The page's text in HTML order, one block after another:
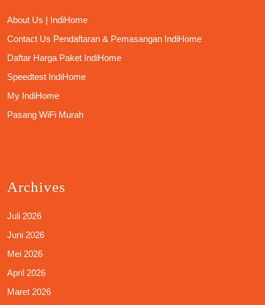
About Us | IndiHome
Contact Us Pendaftaran & Pemasangan IndiHome
Daftar Harga Paket IndiHome
Speedtest IndiHome
My IndiHome
Pasang WiFi Murah
Archives
Juli 2026
Juni 2026
Mei 2026
April 2026
Maret 2026